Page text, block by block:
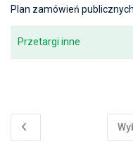
Plan zamówień publicznych
Przetargi inne